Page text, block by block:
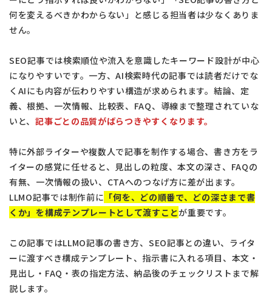
何を変えるべきかわからない」と感じる担当者は少なくありま
せん。
SEO記事では検索順位や流入を意識したキーワード設計が中心
になりやすいです。一方、AI検索時代の記事では読者だけでな
くAIにも内容が伝わりやすい構造が求められます。結論、定
義、根拠、一次情報、比較表、FAQ、導線まで整理されていな
いと、記事ごとの品質がばらつきやすくなります。
特に外部ライターや複数人で記事を制作する場合、書き方をラ
イターの感覚に任せると、見出しの粒度、本文の深さ、FAQの
有無、一次情報の扱い、CTAへのつなげ方に差が出ます。
LLMO記事では制作前に 「何を、どの順番で、どの深さまで書
くか」を構成テンプレートとして渡すことが重要です。
この記事ではLLMO記事の書き方、SEO記事との違い、ライタ
ーに渡すべき構成テンプレート、指示書に入れる項目、本文・
見出し・FAQ・表の指定方法、納品後のチェックリストまで解
説します。